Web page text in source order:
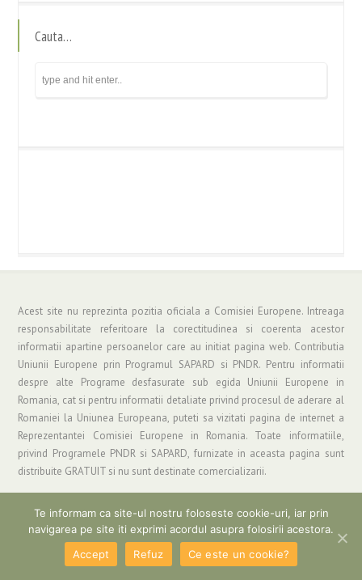
Cauta…
Acest site nu reprezinta pozitia oficiala a Comisiei Europene. Intreaga
responsabilitate referitoare la corectitudinea si coerenta acestor
informatii apartine persoanelor care au initiat pagina web. Contributia
Uniunii Europene prin Programul SAPARD si PNDR. Pentru informatii
despre alte Programe desfasurate sub egida Uniunii Europene in
Romania, cat si pentru informatii detaliate privind procesul de aderare al
Romaniei la Uniunea Europeana, puteti sa vizitati pagina de internet a
Reprezentantei Comisiei Europene in Romania. Toate informatiile,
privind Programele PNDR si SAPARD, furnizate in aceasta pagina sunt
distribuite GRATUIT si nu sunt destinate comercializarii.
Copyright © 2019 Asociatia "Grup de Actiune Locala Parang" | Informatii si
Suport: gal_parang@yahoo.com
Te informam ca site-ul nostru foloseste cookie-uri, iar prin
navigarea pe site iti exprimi acordul asupra folosirii acestora.
Accept
Refuz Ce este un cookie?